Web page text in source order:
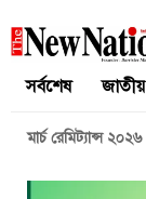
to
সর্বশেষ জাতীয়
মার্চ রেমিট্যান্স ২০২৬